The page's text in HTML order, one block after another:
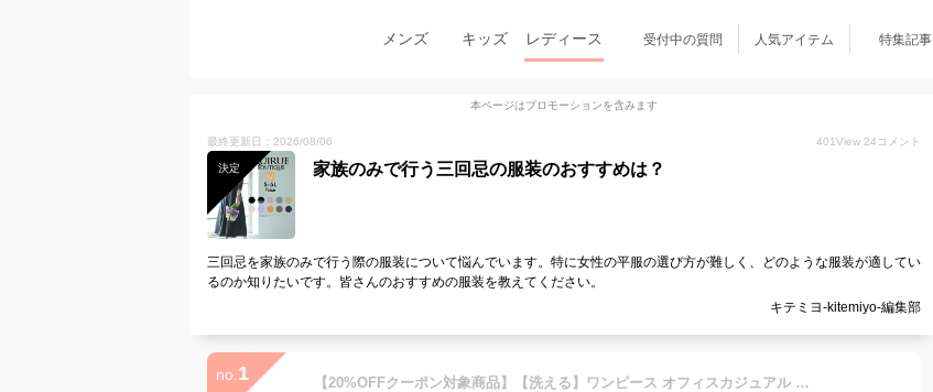
メンズ キッズ レディース 受付中の質問 人気アイテム 特集記事
本ページはプロモーションを含みます
最終更新日：2026/08/06 401View 24 コメント
決定 家族のみで行う三回忌の服装のおすすめは？
三回忌を家族のみで行う際の服装について悩んでいます。特に女性の平服の選び方が難しく、どのような服装が適してい
るのか知りたいです。皆さんのおすすめの服装を教えてください。
キテミヨ-kitemiyo-編集部
no. 1 【20%OFFクーポン対象商品】【洗える】ワンピース オフィスカジュアル シャツワンピ 上品 きれいめ 通勤 レディース ミセス 50代 40代 30代 ママコーデ 大きいサイズ 半袖 七分袖 フレアスカート ロング マキシワンピ シンプル 体型カバー おしゃれ 春 秋 冬 黒 紺 即日発送